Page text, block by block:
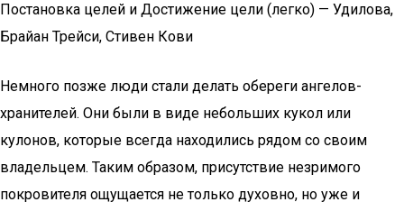
Постановка целей и Достижение цели (легко) — Удилова,
Брайан Трейси, Стивен Кови
Немного позже люди стали делать обереги ангелов-
хранителей. Они были в виде небольших кукол или
кулонов, которые всегда находились рядом со своим
владельцем. Таким образом, присутствие незримого
покровителя ощущается не только духовно, но уже и